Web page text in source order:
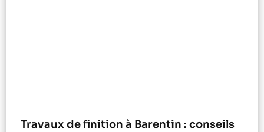
Travaux de finition à Barentin : conseils